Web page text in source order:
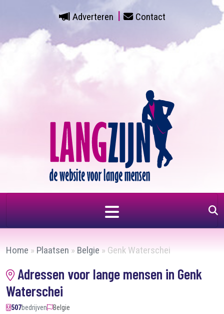
Adverteren Contact
Home » Plaatsen » Belgie » Genk Waterschei
Adressen voor lange mensen in Genk
Waterschei
507bedrijven Belgie